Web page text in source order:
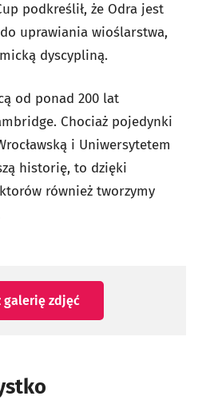
podkreślił, że Odra jest
uprawiania wioślarstwa,
dyscypliną.
od ponad 200 lat
Chociaż pojedynki
i Uniwersytetem
historię, to dzięki
również tworzymy
galerię zdjęć